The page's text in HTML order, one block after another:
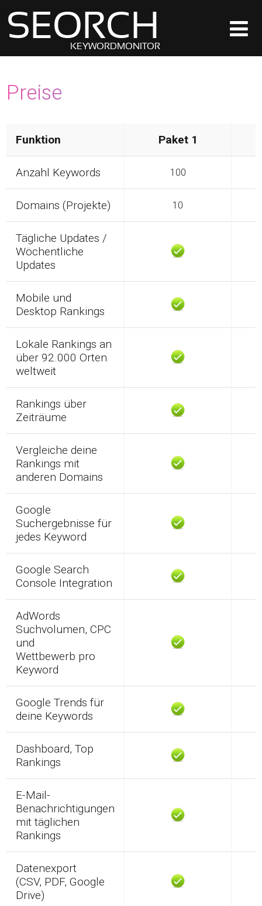
SEORCH
KEYWORDMONITOR
Preise
Funktion Paket 1
Anzahl Keywords 100
Domains (Projekte) 10
Tägliche Updates /
Wöchentliche
Updates
Mobile und
Desktop Rankings
Lokale Rankings an
über 92.000 Orten
weltweit
Rankings über
Zeiträume
Vergleiche deine
Rankings mit
anderen Domains
Google
Suchergebnisse für
jedes Keyword
Google Search
Console Integration
AdWords
Suchvolumen, CPC
und
Wettbewerb pro
Keyword
Google Trends für
deine Keywords
Dashboard, Top
Rankings
E-Mail-
Benachrichtigungen
mit täglichen
Rankings
Datenexport
(CSV, PDF, Google
Drive)